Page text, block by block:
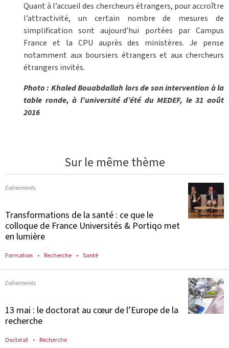
Quant à l’accueil des chercheurs étrangers, pour accroître
l’attractivité, un certain nombre de mesures de
simplification sont aujourd’hui portées par Campus
France et la CPU auprès des ministères. Je pense
notamment aux boursiers étrangers et aux chercheurs
étrangers invités.
Photo : Khaled Bouabdallah lors de son intervention à la
table ronde, à l’université d’été du MEDEF, le 31 août
2016
Sur le même thème
Evénements
Transformations de la santé : ce que le
colloque de France Universités & Portiqo met
en lumière
Formation Recherche Santé
Evénements
13 mai : le doctorat au cœur de l’Europe de la
recherche
Doctorat Recherche